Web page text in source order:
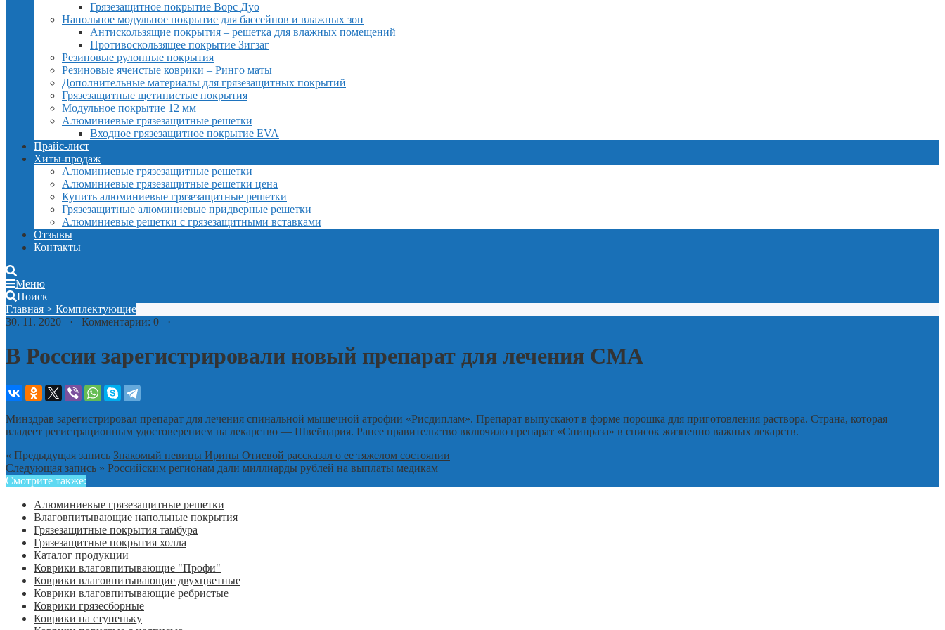
Грязезащитное покрытие Ворс Дуо
Напольное модульное покрытие для бассейнов и влажных зон
Антискользящие покрытия – решетка для влажных помещений
Противоскользящее покрытие Зигзаг
Резиновые рулонные покрытия
Резиновые ячеистые коврики – Ринго маты
Дополнительные материалы для грязезащитных покрытий
Грязезащитные щетинистые покрытия
Модульное покрытие 12 мм
Алюминиевые грязезащитные решетки
Входное грязезащитное покрытие EVA
Прайс-лист
Хиты-продаж
Алюминиевые грязезащитные решетки
Алюминиевые грязезащитные решетки цена
Купить алюминиевые грязезащитные решетки
Грязезащитные алюминиевые придверные решетки
Алюминиевые решетки с грязезащитными вставками
Отзывы
Контакты
Меню
Поиск
Главная > Комплектующие
30. 11. 2020 · Комментарии: 0 ·
В России зарегистрировали новый препарат для лечения СМА
Минздрав зарегистрировал препарат для лечения спинальной мышечной атрофии «Рисдиплам». Препарат выпускают в форме порошка для приготовления раствора. Страна, которая
владеет регистрационным удостоверением на лекарство — Швейцария. Ранее правительство включило препарат «Спинраза» в список жизненно важных лекарств.
« Предыдущая запись Знакомый певицы Ирины Отиевой рассказал о ее тяжелом состоянии
Следующая запись » Российским регионам дали миллиарды рублей на выплаты медикам
Смотрите также:
Алюминиевые грязезащитные решетки
Влаговпитывающие напольные покрытия
Грязезащитные покрытия тамбура
Грязезащитные покрытия холла
Каталог продукции
Коврики влаговпитывающие "Профи"
Коврики влаговпитывающие двухцветные
Коврики влаговпитывающие ребристые
Коврики грязесборные
Коврики на ступеньку